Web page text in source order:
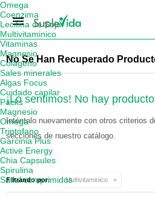
menu
No Se Han Recuperado
¡Lo sentimos! No hay
Inténtalo nuevamente con otros criterios
secciones de nuestro catálogo.
Filtrando por: Multivitaminico
Omega
Coenzima
Lecitina de Soja
Multivitaminico
Vitaminas
Magnesio
Colágeno
Sales minerales
Algas Focus
Cuidado capilar
Packs
Magnesio
Omega
Triptofano
Garcinia Plus
Active Energy
Chia Capsules
Spirulina
Satial comprimidos